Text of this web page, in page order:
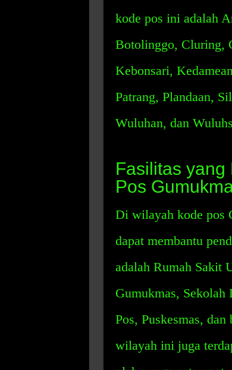
kode pos ini adalah
Botolinggo, Cluring,
Kebonsari,
Patrang, Plandaan,
Wuluhan, dan
Fasilitas
Pos
Di wilayah kode pos
dapat membantu
adalah Rumah Sakit
Gumukmas, Sekolah
Pos, Puskesmas,
wilayah ini juga